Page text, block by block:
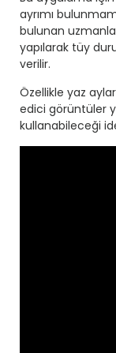
ayrımı
bulunan
yapılarak tüy
verilir.
Özellikle yaz
edici görüntüler
kullanabileceği